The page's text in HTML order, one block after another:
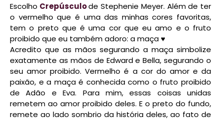
Escolho Crepúsculode Stephenie Meyer. Além de ter
o vermelho que é uma das minhas cores favoritas,
tem o preto que é uma cor que eu amo e o fruto
proibido que eu também adoro: a maça ♥
Acredito que as mãos segurando a maça simbolize
exatamente as mãos de Edward e Bella, segurando o
seu amor proibido. Vermelho é a cor do amor e da
paixão, e a maça é conhecida como o fruto proibido
de Adão e Eva. Para mim, essas coisas unidas
remetem ao amor proibido deles. E o preto do fundo,
remete ao lado sombrio da história deles, ao fato de